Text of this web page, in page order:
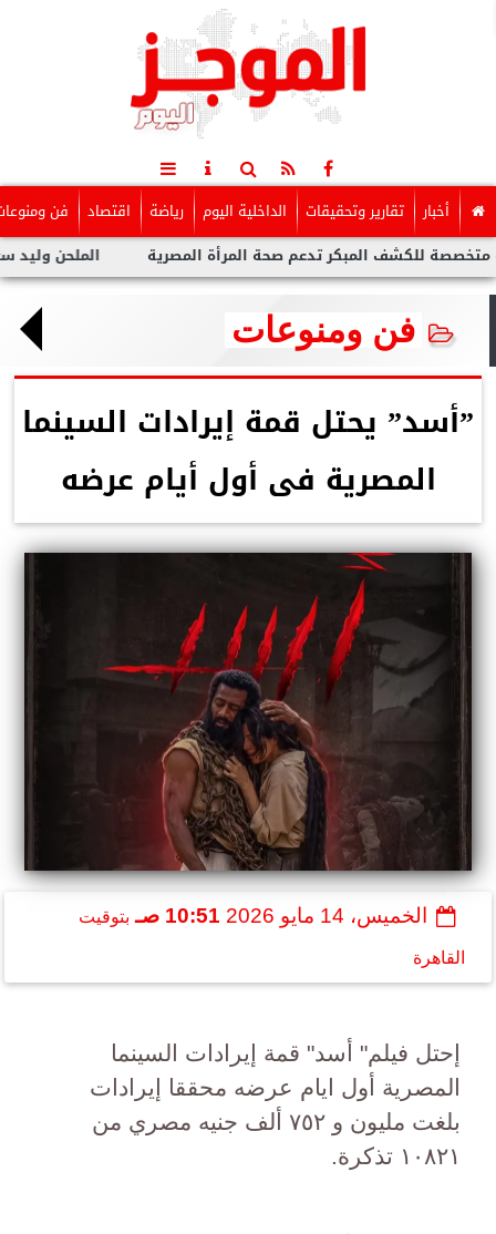
أخبار تقارير وتحقيقات الداخلية اليوم رياضة اقتصاد فن
الملحن وليد سعد : المبكر تدعم صحة المرأة المصرية
فن ومنوعات
”أسد” يحتل قمة إيرادات السينما
المصرية فى أول أيام عرضه
الخميس، 14 مايو 2026 10:51 صـ بتوقيت
القاهرة
إحتل فيلم" أسد" قمة إيرادات السينما
المصرية أول ايام عرضه محققا إيرادات
بلغت مليون و ٧٥٢ ألف جنيه مصري من
١٠٨٢١ تذكرة.